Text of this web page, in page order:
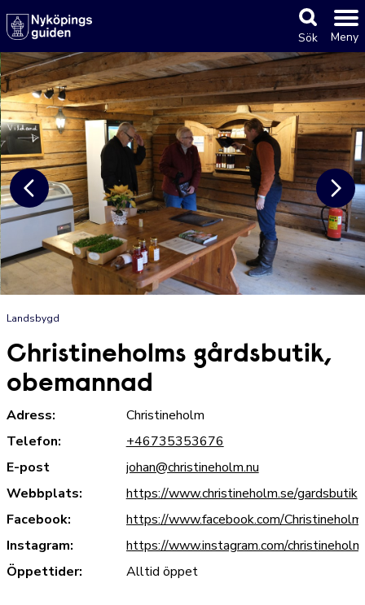
Sök Meny
Landsbygd
Christineholms gårdsbutik,
obemannad
Adress:
Christineholm
Telefon:
+46735353676
E-post
johan@christineholm.nu
Webbplats:
https://www.christineholm.se/gardsbutik
Facebook:
https://www.facebook.com/
Instagram:
https://www.instagram.com/
Öppettider:
Alltid öppet